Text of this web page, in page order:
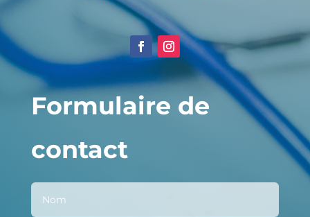
Formulaire de
contact